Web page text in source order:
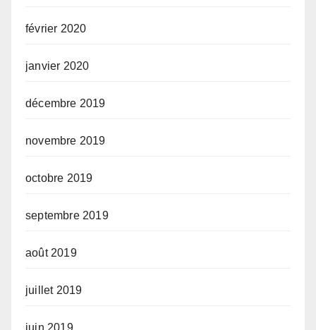
février 2020
janvier 2020
décembre 2019
novembre 2019
octobre 2019
septembre 2019
août 2019
juillet 2019
juin 2019